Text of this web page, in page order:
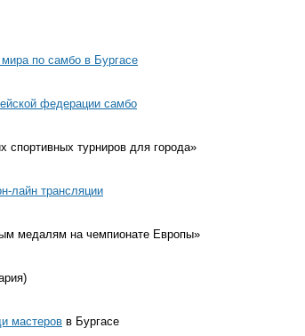
мира по самбо в Бургасе
федерации самбо
турниров для города»
лайн трансляции
медалям на чемпионате Европы»
мастеров в Бургасе